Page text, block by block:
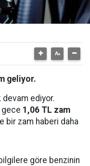
geliyor.
devam ediyor.
gece 1,06 TL zam
bir zam haberi daha
göre benzinin